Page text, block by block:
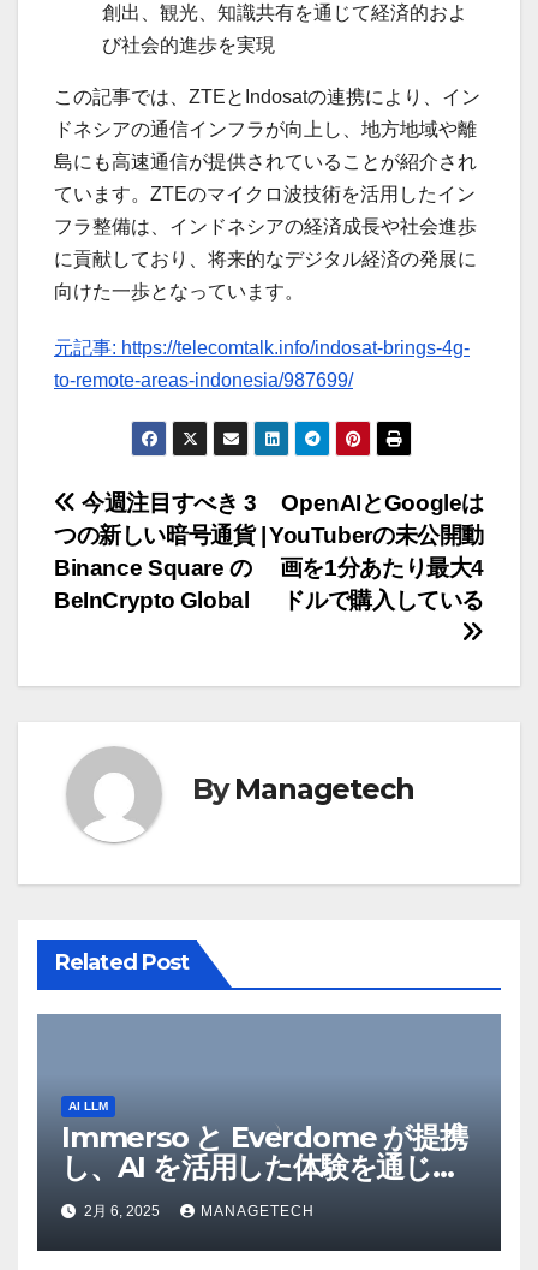
創出、観光、知識共有を通じて経済的およ
び社会的進歩を実現
この記事では、ZTEとIndosatの連携により、イン
ドネシアの通信インフラが向上し、地方地域や離
島にも高速通信が提供されていることが紹介され
ています。ZTEのマイクロ波技術を活用したイン
フラ整備は、インドネシアの経済成長や社会進歩
に貢献しており、将来的なデジタル経済の発展に
向けた一歩となっています。
元記事: https://telecomtalk.info/indosat-brings-4g-
to-remote-areas-indonesia/987699/
投
稿
ナ
ー
シ
OpenAIとGoogleは
YouTuberの未公開動
画を1分あたり最大4
ドルで購入している
今週注目すべき 3
つの新しい暗号通貨 |
Binance Square の
BeInCrypto Global
ByManagetech
Related Post
AI LLM
Immerso と Everdome が提携
し、AI を活用した体験を通じて
メタバースのイノベーションを
推進 – Intelligent CIO APAC
2月 6, 2025 MANAGETECH